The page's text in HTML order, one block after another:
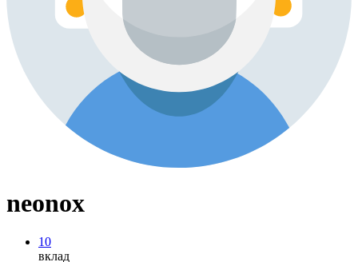
neonox
10
вклад